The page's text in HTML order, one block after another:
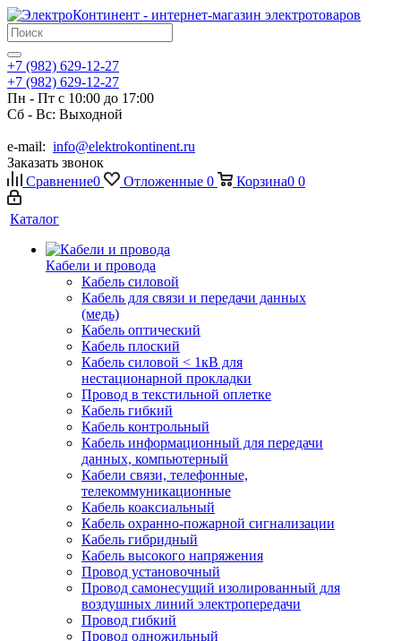
+7 (982) 629-12-27
+7 (982) 629-12-27
Пн - Пт с 10:00 до 17:00
Сб - Вс: Выходной
e-mail: info@elektrokontinent.ru
Заказать звонок
Сравнение0 Отложенные 0 Корзина0 0
Каталог
Кабели и провода
Кабель силовой
Кабель для связи и передачи данных
(медь)
Кабель оптический
Кабель плоский
Кабель силовой < 1кВ для
нестационарной прокладки
Провод в текстильной оплетке
Кабель гибкий
Кабель контрольный
Кабель информационный для передачи
данных, компьютерный
Кабели связи, телефонные,
телекоммуникационные
Кабель коаксиальный
Кабель охранно-пожарной сигнализации
Кабель гибридный
Кабель высокого напряжения
Провод установочный
Провод самонесущий изолированный для
воздушных линий электропередачи
Провод гибкий
Провод одножильный